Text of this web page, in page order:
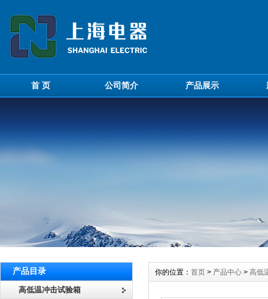
首 页 公司简介 产品展示
产品目录
高低温冲击试验箱
你的位置： 首页 > 产品中心 > 高低